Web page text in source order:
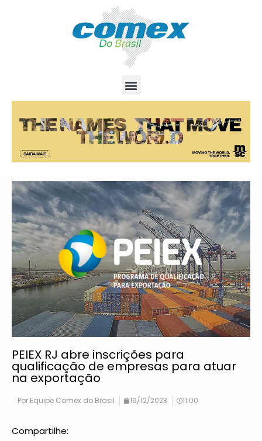
PEIEX RJ abre inscrições para
qualificação de empresas para atuar
na exportação
Por Equipe Comex do Brasil 19/12/2023 11:00
Compartilhe: